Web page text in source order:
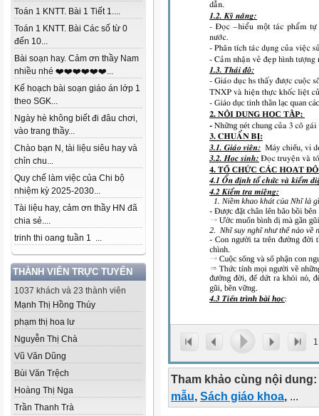
Toán 1 KNTT. Bài 1 Tiết 1....
Toán 1 KNTT. Bài Các số từ 0
đến 10...
Bài soạn hay. Cảm ơn thầy Nam
nhiều nhé ❤️❤️❤️❤️❤️❤️...
Kế hoạch bài soạn giáo án lớp 1
theo SGK...
Ngày hè không biết đi đâu chơi,
vào trang thầy...
Chào bạn N, tài liệu siêu hay và
chỉn chu...
Quy chế làm việc của Chi bộ
nhiệm kỳ 2025-2030...
Tài liệu hay, cảm ơn thầy HN đã
chia sẻ....
trinh thi oang tuần 1 ...
THÀNH VIÊN TRỰC TUYẾN
1037 khách và 23 thành viên
Mạnh Thị Hồng Thúy
phạm thị hoa lư
Nguyễn Thị Chà
Vũ Văn Dũng
Bùi Văn Trệch
Hoàng Thị Nga
Trần Thanh Trà
1
Tham khảo cùng nội dung:
mẫu, Sách giáo khoa, ...